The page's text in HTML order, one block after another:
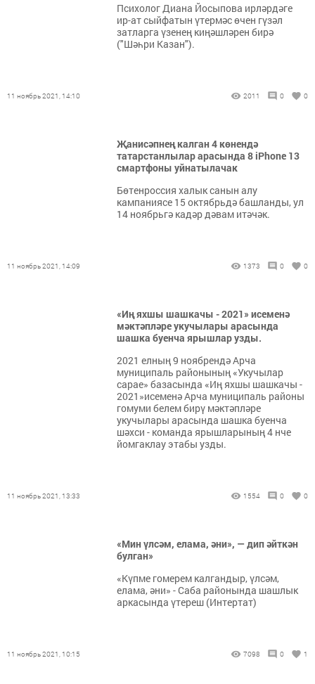
Психолог Диана Йосыпова ирләрдәге
ир-ат сыйфатын үтермәс өчен гүзәл
затларга үзенең киңәшләрен бирә
("Шәһри Казан").
11 ноябрь 2021, 14:10 2011 0 0
Җанисәпнең калган 4 көнендә
татарстанлылар арасында 8 iPhone 13
смартфоны уйнатылачак
Бөтенроссия халык санын алу
кампаниясе 15 октябрьдә башланды, ул
14 ноябрьгә кадәр дәвам итәчәк.
11 ноябрь 2021, 14:09 1373 0 0
«Иң яхшы шашкачы - 2021» исеменә
мәктәпләре укучылары арасында
шашка буенча ярышлар узды.
2021 елның 9 ноябрендә Арча
муниципаль районының «Укучылар
сарае» базасында «Иң яхшы шашкачы -
2021»исеменә Арча муниципаль районы
гомуми белем бирү мәктәпләре
укучылары арасында шашка буенча
шәхси - команда ярышларының 4 нче
йомгаклау этабы узды.
11 ноябрь 2021, 13:33 1554 0 0
«Мин үлсәм, елама, әни», — дип әйткән
булган»
«Күпме гомерем калгандыр, үлсәм,
елама, әни» - Саба районында шашлык
аркасында үтереш (Интертат)
11 ноябрь 2021, 10:15 7098 0 1